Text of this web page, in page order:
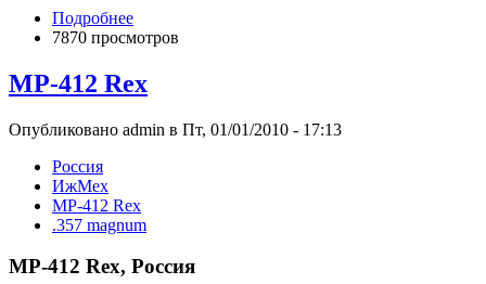
Подробнее
7870 просмотров
MP-412 Rex
Опубликовано admin в Пт, 01/01/2010 - 17:13
Росcия
ИжМех
MP-412 Rex
.357 magnum
MP-412 Rex, Россия